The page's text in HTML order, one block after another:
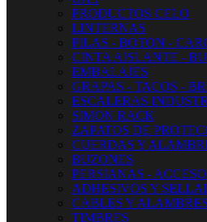
PRODUCTOS CELO
LINTERNAS
PILAS - BOTON -
CINTA AISLANTE -
EMBALAJES
GRAPAS - TACOS -
ESCALERAS
SIMON RACK
ZAPATOS DE
CUERDAS Y
BUZONES
PERSIANAS -
ADHESIVOS Y
CABLES Y ALAMBRES
TIMBRES